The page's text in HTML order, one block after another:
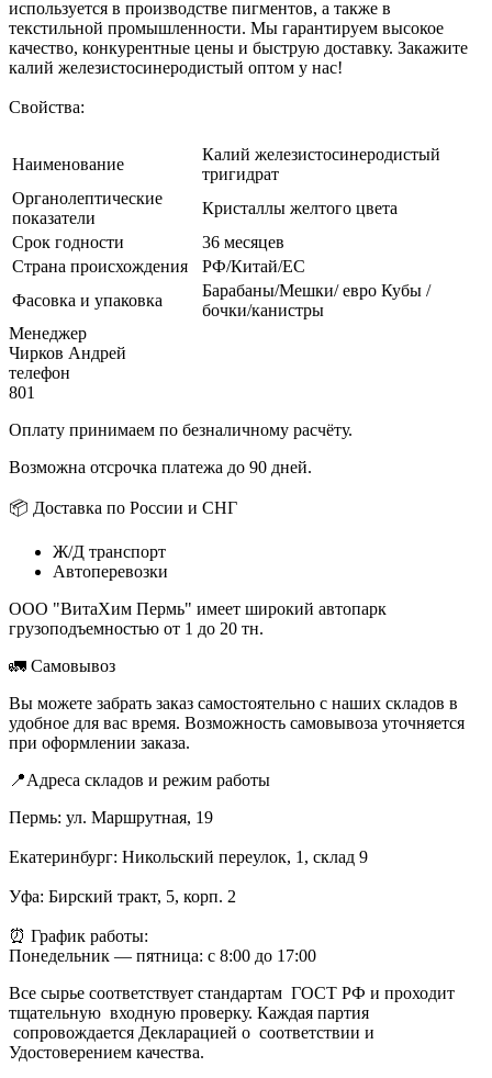
используется в производстве пигментов, а также в
текстильной промышленности. Мы гарантируем высокое
качество, конкурентные цены и быструю доставку. Закажите
калий железистосинеродистый оптом у нас!
Свойства:
Наименование
Калий железистосинеродистый
тригидрат
Органолептические
показатели
Кристаллы желтого цвета
Срок годности
36 месяцев
Страна происхождения
РФ/Китай/ЕС
Фасовка и упаковка
Барабаны/Мешки/ евро Кубы /
бочки/канистры
Менеджер
Чирков Андрей
телефон
801
Оплату принимаем по безналичному расчёту.
Возможна отсрочка платежа до 90 дней.
📦 Доставка по России и СНГ
Ж/Д транспорт
Автоперевозки
ООО "ВитаХим Пермь" имеет широкий автопарк
грузоподъемностью от 1 до 20 тн.
🚛 Самовывоз
Вы можете забрать заказ самостоятельно с наших складов в
удобное для вас время. Возможность самовывоза уточняется
при оформлении заказа.
📍Адреса складов и режим работы
Пермь: ул. Маршрутная, 19
Екатеринбург: Никольский переулок, 1, склад 9
Уфа: Бирский тракт, 5, корп. 2
⏰ График работы:
Понедельник — пятница: с 8:00 до 17:00
Все сырье соответствует стандартам ГОСТ РФ и проходит
тщательную входную проверку. Каждая партия
сопровождается Декларацией о соответствии и
Удостоверением качества.